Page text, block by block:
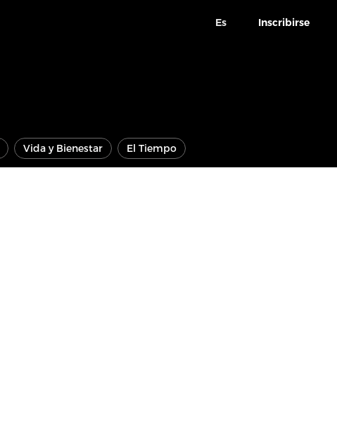
Es Inscribirse
Vida y Bienestar El Tiempo